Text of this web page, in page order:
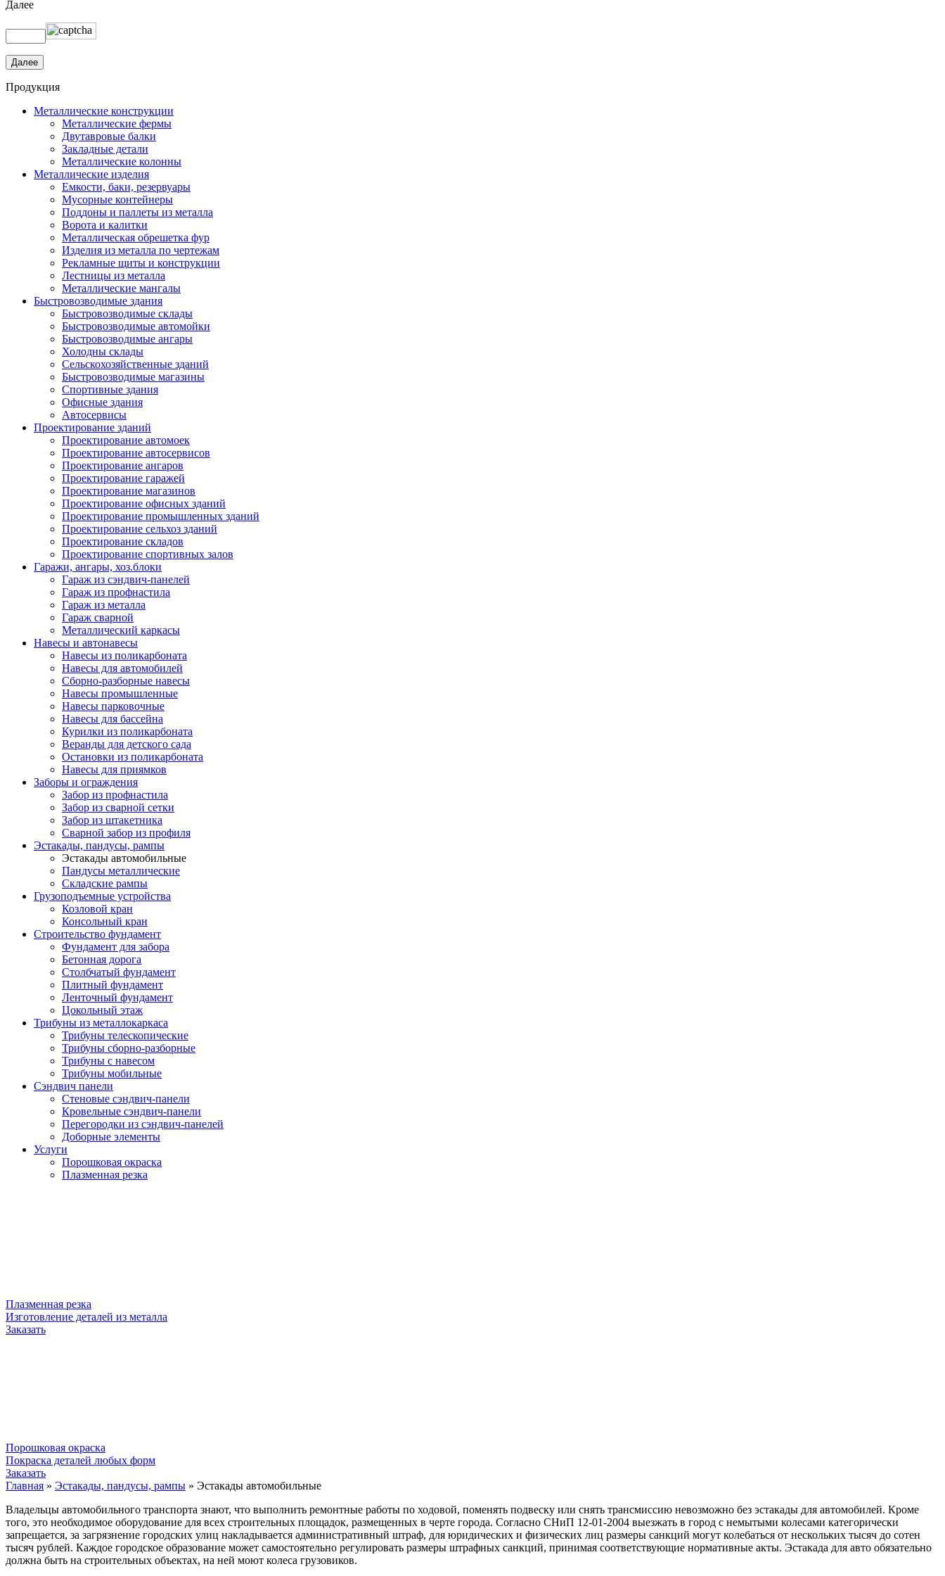
Далее
Продукция
Металлические конструкции
Металлические фермы
Двутавровые балки
Закладные детали
Металлические колонны
Металлические изделия
Емкости, баки, резервуары
Мусорные контейнеры
Поддоны и паллеты из металла
Ворота и калитки
Металлическая обрешетка фур
Изделия из металла по чертежам
Рекламные щиты и конструкции
Лестницы из металла
Металлические мангалы
Быстровозводимые здания
Быстровозводимые склады
Быстровозводимые автомойки
Быстровозводимые ангары
Холодны склады
Сельскохозяйственные зданий
Быстровозводимые магазины
Спортивные здания
Офисные здания
Автосервисы
Проектирование зданий
Проектирование автомоек
Проектирование автосервисов
Проектирование ангаров
Проектирование гаражей
Проектирование магазинов
Проектирование офисных зданий
Проектирование промышленных зданий
Проектирование сельхоз зданий
Проектирование складов
Проектирование спортивных залов
Гаражи, ангары, хоз.блоки
Гараж из сэндвич-панелей
Гараж из профнастила
Гараж из металла
Гараж сварной
Металлический каркасы
Навесы и автонавесы
Навесы из поликарбоната
Навесы для автомобилей
Сборно-разборные навесы
Навесы промышленные
Навесы парковочные
Навесы для бассейна
Курилки из поликарбоната
Веранды для детского сада
Остановки из поликарбоната
Навесы для приямков
Заборы и ограждения
Забор из профнастила
Забор из сварной сетки
Забор из штакетника
Сварной забор из профиля
Эстакады, пандусы, рампы
Эстакады автомобильные
Пандусы металлические
Складские рампы
Грузоподъемные устройства
Козловой кран
Консольный кран
Строительство фундамент
Фундамент для забора
Бетонная дорога
Столбчатый фундамент
Плитный фундамент
Ленточный фундамент
Цокольный этаж
Трибуны из металлокаркаса
Трибуны телескопические
Трибуны сборно-разборные
Трибуны с навесом
Трибуны мобильные
Сэндвич панели
Стеновые сэндвич-панели
Кровельные сэндвич-панели
Перегородки из сэндвич-панелей
Доборные элементы
Услуги
Порошковая окраска
Плазменная резка
Плазменная резка
Изготовление деталей из металла
Заказать
Порошковая окраска
Покраска деталей любых форм
Заказать
Главная » Эстакады, пандусы, рампы » Эстакады автомобильные
Владельцы автомобильного транспорта знают, что выполнить ремонтные работы по ходовой, поменять подвеску или снять трансмиссию невозможно без эстакады для автомобилей. Кроме
того, это необходимое оборудование для всех строительных площадок, размещенных в черте города. Согласно СНиП 12-01-2004 выезжать в город с немытыми колесами категорически
запрещается, за загрязнение городских улиц накладывается административный штраф, для юридических и физических лиц размеры санкций могут колебаться от нескольких тысяч до сотен
тысяч рублей. Каждое городское образование может самостоятельно регулировать размеры штрафных санкций, принимая соответствующие нормативные акты. Эстакада для авто обязательно
должна быть на строительных объектах, на ней моют колеса грузовиков.